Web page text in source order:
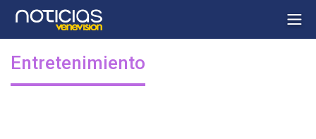
Entretenimiento